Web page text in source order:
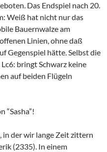
Das Endspiel nach 20.
Weiß hat nicht nur das
Bauernwalze am
Linien, ohne daß
Gegenspiel hätte. Selbst die
bringt Schwarz keine
auf beiden Flügeln
“Sasha”!
in der wir lange Zeit zittern
(2335). In einem